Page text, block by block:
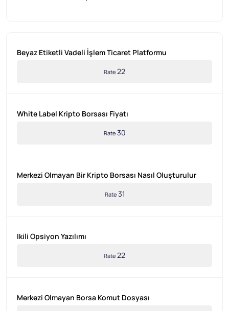
Beyaz Etiketli Vadeli İşlem Ticaret Platformu
Rate 22
White Label Kripto Borsası Fiyatı
Rate30
Merkezi Olmayan Bir Kripto Borsası Nasıl Oluşturulur
Rate31
Ikili Opsiyon Yazılımı
Rate 22
Merkezi Olmayan Borsa Komut Dosyası